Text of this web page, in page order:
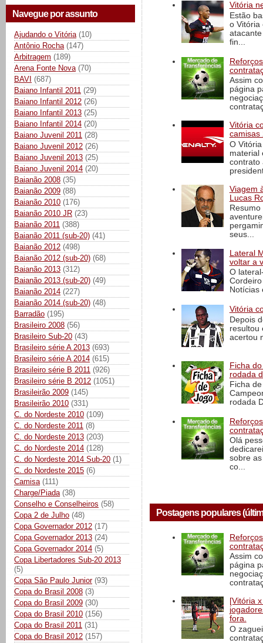
Navegue por assunto
Ajudando o Vitória (10)
Antônio Rocha (147)
Arbitragem (189)
Arena Fonte Nova (70)
BAVI (687)
Baiano Infantil 2011 (29)
Baiano Infantil 2012 (26)
Baiano Infantil 2013 (25)
Baiano Infantil 2014 (20)
Baiano Juvenil 2011 (28)
Baiano Juvenil 2012 (26)
Baiano Juvenil 2013 (25)
Baiano Juvenil 2014 (20)
Baianão 2008 (35)
Baianão 2009 (88)
Baianão 2010 (176)
Baianão 2010 JR (23)
Baianão 2011 (388)
Baianão 2011 (sub-20) (41)
Baianão 2012 (498)
Baianão 2012 (sub-20) (68)
Baianão 2013 (312)
Baianão 2013 (sub-20) (49)
Baianão 2014 (227)
Baianão 2014 (sub-20) (48)
Barradão (195)
Brasileiro 2008 (56)
Brasileiro Sub-20 (43)
Brasileiro série A 2013 (693)
Brasileiro série A 2014 (615)
Brasileiro série B 2011 (926)
Brasileiro série B 2012 (1051)
Brasileirão 2009 (145)
Brasileirão 2010 (331)
C. do Nordeste 2010 (109)
C. do Nordeste 2011 (8)
C. do Nordeste 2013 (203)
C. do Nordeste 2014 (128)
C. do Nordeste 2014 Sub-20 (1)
C. do Nordeste 2015 (6)
Camisa (111)
Charge/Piada (38)
Conselho e Conselheiros (58)
Copa 2 de Julho (48)
Copa Governador 2012 (17)
Copa Governador 2013 (24)
Copa Governador 2014 (5)
Copa Libertadores Sub-20 2013
(5)
Copa São Paulo Junior (93)
Copa do Brasil 2008 (3)
Copa do Brasil 2009 (30)
Copa do Brasil 2010 (156)
Copa do Brasil 2011 (31)
Copa do Brasil 2012 (157)
Vitória
Estão
o Vitória
fin...
Assim
página
Vitória
camisas
O
material
contrato
Viagem
Lucas
seus...
Lateral
voltar a
O
Notícias
Vitória
Depois
resultou
acertou
Ficha
rodada
Ficha
rodada
Olá
sobre
co...
Postagens populares
Assim
página
[Vitória
fora.
O